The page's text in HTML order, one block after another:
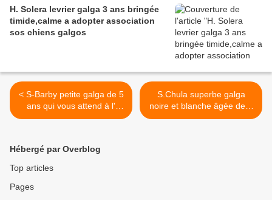
H. Solera levrier galga 3 ans bringée
timide,calme a adopter association
sos chiens galgos
< S-Barby petite galga de 5
ans qui vous attend à l'
association sos chiens
S.Chula superbe galga
noire et blanche âgée de 4
ans à adopter chez sos
Hébergé par Overblog
Top articles
Pages